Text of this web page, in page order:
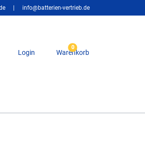
info@batterien-vertrieb.de
Login
0
Warenkorb